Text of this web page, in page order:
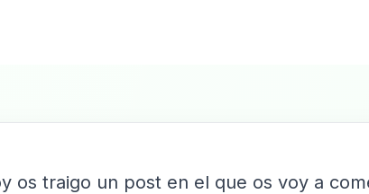
os traigo un post en el que os voy a